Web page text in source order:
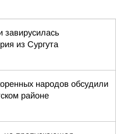
завирусилась
из Сургута
народов обсудили
районе